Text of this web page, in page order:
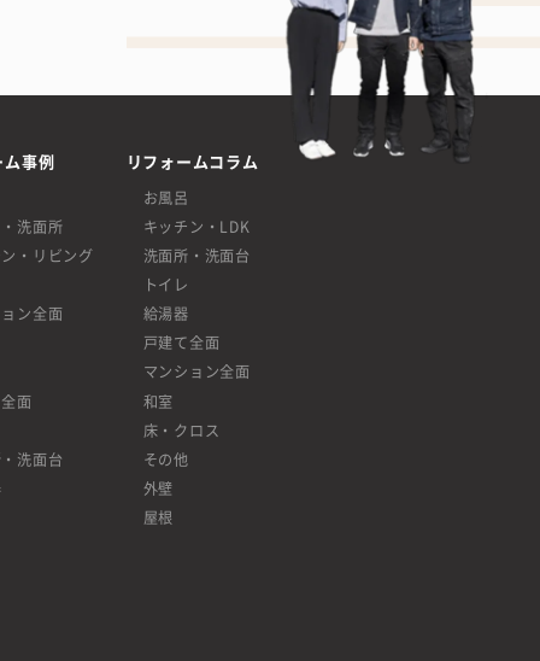
ム事例
洗面所
・リビング
ン全面
面
洗面台
リフォームコラム
お風呂
キッチン・LDK
洗面所・洗面台
トイレ
給湯器
戸建て全面
マンション全面
和室
床・クロス
その他
外壁
屋根